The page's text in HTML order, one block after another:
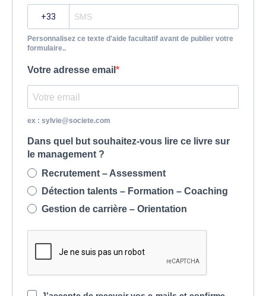
Personnalisez ce texte d'aide facultatif avant de publier votre
formulaire..
Votre adresse email
ex : sylvie@societe.com
Dans quel but souhaitez-vous lire ce livre sur
le management ?
Recrutement – Assessment
Détection talents – Formation – Coaching
Gestion de carrière – Orientation